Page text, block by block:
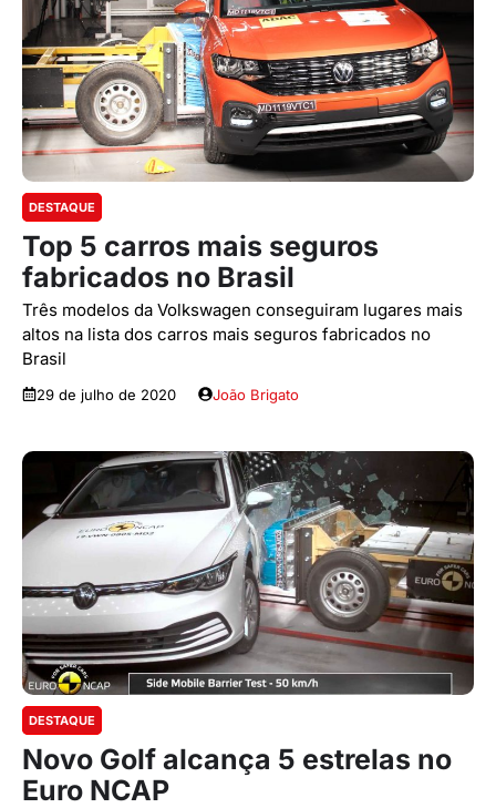
DESTAQUE
Top 5 carros mais seguros
fabricados no Brasil
Três modelos da Volkswagen conseguiram lugares mais
altos na lista dos carros mais seguros fabricados no
Brasil
29 de julho de 2020 João Brigato
DESTAQUE
Novo Golf alcança 5 estrelas no
Euro NCAP